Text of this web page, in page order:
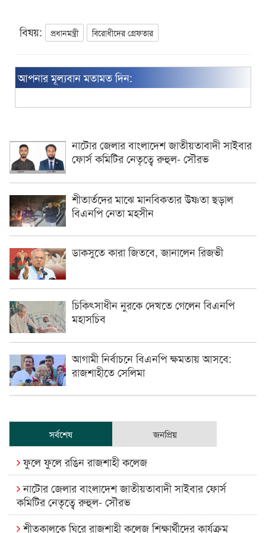
বিষয়: প্রধানমন্ত্রী বিরোধীদের গ্রেফতার
আপনার মূল্যবান মতামত দিন:
নাটোর জেলার বাংলাদেশ জাতীয়তাবাদী সাইবার
ফোর্স কমিটির নেতৃত্বে রুহুল- সৌরভ
শীতার্তদের মাঝে মানবিকতার উষ্ণতা ছড়াল
বিএনপি নেতা মহসীন
ডাকসুতে কারা জিতবে, জানালেন রিজভী
চিকিৎসাধীন ‍নুরকে দেখতে গেলেন বিএনপি
মহাসচিব
আগামী নির্বাচনে বিএনপি ক্ষমতায় আসবে:
রাজশাহীতে সেলিমা
সর্বশেষ জনপ্রিয়
ফুলে ফুলে রঙিন রাজশাহী কলেজ
নাটোর জেলার বাংলাদেশ জাতীয়তাবাদী সাইবার ফোর্স
কমিটির নেতৃত্বে রুহুল- সৌরভ
শীতকালকে ঘিরে রাজশাহী কলেজ শিক্ষার্থীদের কার্যক্রম